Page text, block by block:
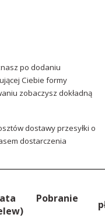
po dodaniu
Ciebie formy
zobaczysz dokładną
dostawy przesyłki o
dostarczenia
Pobranie